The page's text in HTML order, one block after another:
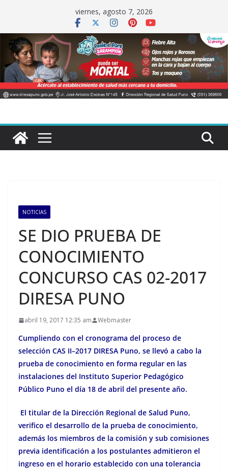
contenido
viernes, agosto 7, 2026
NOTICIAS
SE DIO PRUEBA DE
CONOCIMIENTO
CONCURSO CAS 02-2017
DIRESA PUNO
abril 19, 2017 12:35 am Webmaster
Cumpliendo con el cronograma del proceso de
selección CAS II–2017 DIRESA Puno, se llevó a cabo la
prueba de conocimiento en forma regular en las
instalaciones del Instituto Superior Pedagógico
Público Puno el día 18 de abril del presente año.
El titular de la Dirección Regional de Salud Puno,
verifico el desarrollo de la prueba de conocimiento,
además los miembros de la comisión y sub comisiones
previa identificación a los postulantes admitieron el
ingreso en el horario establecido con una tolerancia